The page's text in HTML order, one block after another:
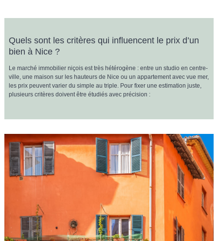
Quels sont les critères qui influencent le prix d’un
bien à Nice ?
Le marché immobilier niçois est très hétérogène : entre un studio en centre-
ville, une maison sur les hauteurs de Nice ou un appartement avec vue mer,
les prix peuvent varier du simple au triple. Pour fixer une estimation juste,
plusieurs critères doivent être étudiés avec précision :